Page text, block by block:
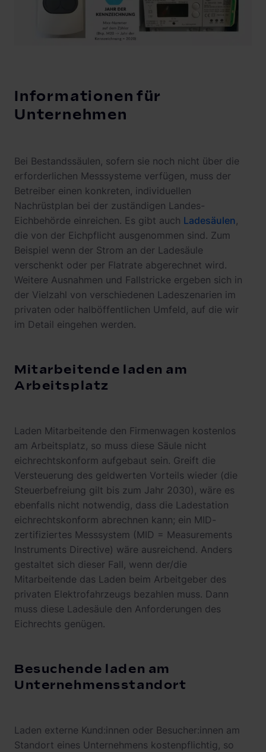
Informationen für
Unternehmen
Bei Bestandssäulen, sofern sie noch nicht über die
erforderlichen Messsysteme verfügen, muss der
Betreiber einen konkreten, individuellen
Nachrüstplan bei der zuständigen Landes-
Eichbehörde einreichen. Es gibt auch Ladesäulen,
die von der Eichpflicht ausgenommen sind. Zum
Beispiel wenn der Strom an der Ladesäule
verschenkt oder per Flatrate abgerechnet wird.
Weitere Ausnahmen und Fallstricke ergeben sich in
der Vielzahl von verschiedenen Ladeszenarien im
privaten oder halböffentlichen Umfeld, auf die wir
im Detail eingehen werden.
Mitarbeitende laden am
Arbeitsplatz
Laden Mitarbeitende den Firmenwagen kostenlos
am Arbeitsplatz, so muss diese Säule nicht
eichrechtskonform aufgebaut sein. Greift die
Versteuerung des geldwerten Vorteils wieder (die
Steuerbefreiung gilt bis zum Jahr 2030), wäre es
ebenfalls nicht notwendig, dass die Ladestation
eichrechtskonform abrechnen kann; ein MID-
zertifiziertes Messsystem (MID = Measurements
Instruments Directive) wäre ausreichend. Anders
gestaltet sich dieser Fall, wenn der/die
Mitarbeitende das Laden beim Arbeitgeber des
privaten Elektrofahrzeugs bezahlen muss. Dann
muss diese Ladesäule den Anforderungen des
Eichrechts genügen.
Besuchende laden am
Unternehmensstandort
Laden externe Kund:innen oder Besucher:innen am
Standort eines Unternehmens kostenpflichtig, so